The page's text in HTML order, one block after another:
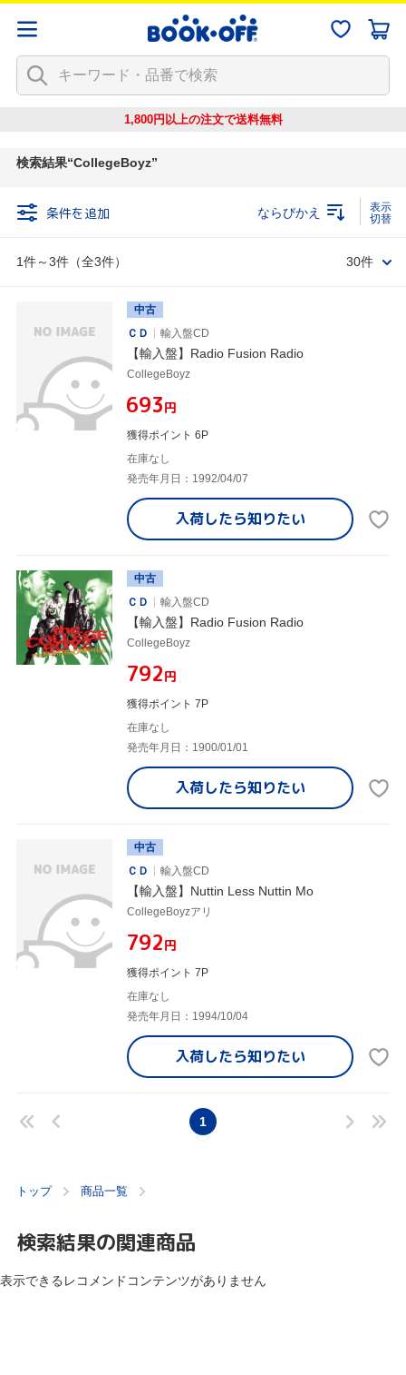
1,800円以上の注文で送料無料
検索結果 CollegeBoyz
条件を追加
1件～3件（全3件）
ならびかえ
30件
中古
ＣＤ
輸入盤CD
【輸入盤】Radio Fusion Radio
CollegeBoyz
¥693円
獲得ポイント 6P
在庫なし
発売年月日：1992/04/07
入荷したら知りたい
中古
ＣＤ
輸入盤CD
【輸入盤】Radio Fusion Radio
CollegeBoyz
¥792円
獲得ポイント 7P
在庫なし
発売年月日：1900/01/01
入荷したら知りたい
中古
ＣＤ
輸入盤CD
【輸入盤】Nuttin Less Nuttin Mo
CollegeBoyzアリ
¥792円
獲得ポイント 7P
在庫なし
発売年月日：1994/10/04
入荷したら知りたい
1
トップ 商品一覧
検索結果の関連商品
表示できるレコメンドコンテンツがありません